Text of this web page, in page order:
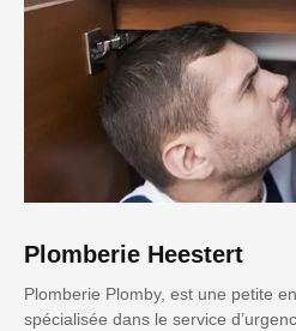
Plomberie Heestert
Plomberie Plomby, est une petite
spécialisée dans le service